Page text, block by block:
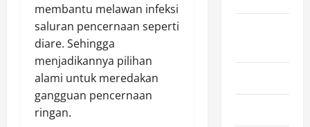
membantu melawan infeksi
saluran pencernaan seperti
diare. Sehingga
menjadikannya pilihan
alami untuk meredakan
gangguan pencernaan
ringan.